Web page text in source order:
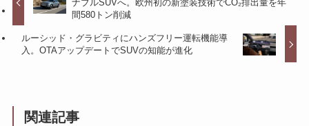
ナブルSUVへ。欧州初の新塗装技術でCO₂排出量を年
間580トン削減
ルーシッド・グラビティにハンズフリー運転機能導
入。OTAアップデートでSUVの知能が進化
関連記事